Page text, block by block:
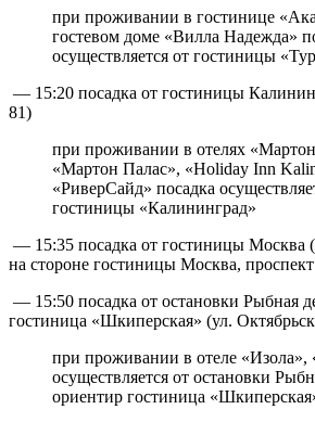
при проживании в гостинице
гостевом доме «Вилла Надежда»
осуществляется от гостиницы
— 15:20 посадка от гостиницы
81)
при проживании в отелях
«Мартон Палас», «Holiday Inn
«РиверСайд» посадка
гостиницы «Калининград»
— 15:35 посадка от гостиницы Москва
на стороне гостиницы Москва,
— 15:50 посадка от остановки Рыбная
гостиница «Шкиперская» (ул.
при проживании в отеле «Изола»,
осуществляется от остановки
ориентир гостиница